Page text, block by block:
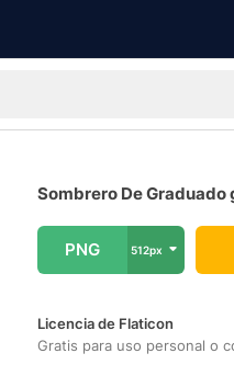
Sombrero De
PNG 512px
Licencia de Flaticon
Gratis para uso personal o